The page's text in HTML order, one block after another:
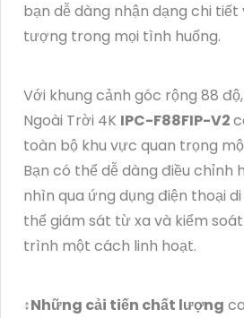
bạn dễ dàng nhận dạng chi
tượng trong mọi tình huống.
Với khung cảnh góc rộng 88
Ngoài Trời 4K IPC-F88FIP-V2
toàn bộ khu vực quan trọng
Bạn có thể dễ dàng điều chỉnh
nhìn qua ứng dụng điện thoại
thể giám sát từ xa và kiểm
trình một cách linh hoạt.
↕️Những cải tiến chất lượng